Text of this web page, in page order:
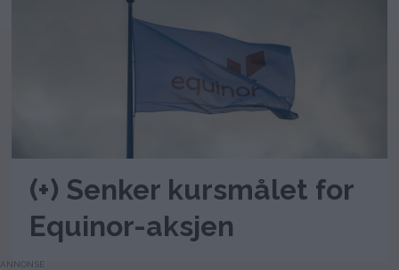
(+) Senker kursmålet for
Equinor-aksjen
ANNONSE